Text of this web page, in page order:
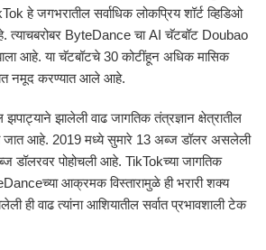
हे जगभरातील सर्वाधिक लोकप्रिय शॉर्ट व्हिडिओ
त्याचबरोबर ByteDance चा AI चॅटबॉट Doubao
आहे. या चॅटबॉटचे 30 कोटींहून अधिक मासिक
नमूद करण्यात आले आहे.
झपाट्याने झालेली वाढ जागतिक तंत्रज्ञान क्षेत्रातील
जात आहे. 2019 मध्ये सुमारे 13 अब्ज डॉलर असलेली
डॉलरवर पोहोचली आहे. TikTokच्या जागतिक
आक्रमक विस्तारामुळे ही भरारी शक्य
ही वाढ त्यांना आशियातील सर्वात प्रभावशाली टेक